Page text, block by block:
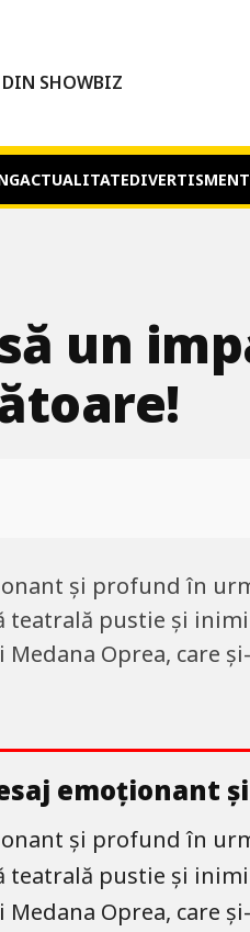
SHOWBIZ
ACTUALITATEDIVERTISMENT
un
și profund în
teatrală pustie și
Oprea, care
emoționant și
și profund în
teatrală pustie și
Oprea, care